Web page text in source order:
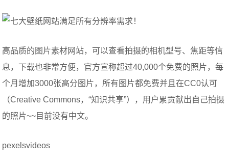
高品质的图片素材网站，可以查看拍摄的相机型号、焦距等信
息，下载也非常方便，官方宣称超过40,000个免费的照片，每
个月增加3000张高分图片，所有图片都免费并且在CC0认可
（Creative Commons，“知识共享”），用户累贡献出自己拍摄
的照片~~目前没有中文。
pexelsvideos